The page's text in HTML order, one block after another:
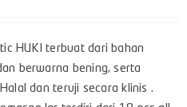
HUKI terbuat dari bahan
berwarna bening, serta
dan teruji secara klinis .